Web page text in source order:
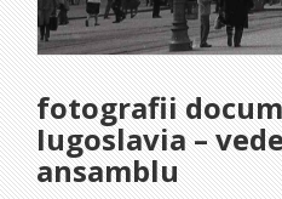
fotografii
Iugoslavia –
ansamblu